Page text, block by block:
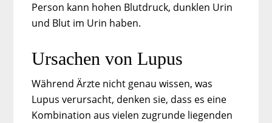
Person kann hohen Blutdruck, dunklen Urin
und Blut im Urin haben.
Ursachen von Lupus
Während Ärzte nicht genau wissen, was
Lupus verursacht, denken sie, dass es eine
Kombination aus vielen zugrunde liegenden